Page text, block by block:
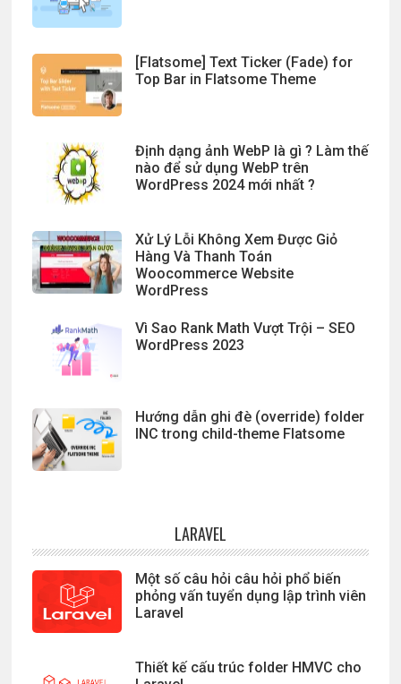
[Flatsome] Text Ticker (Fade) for
Top Bar in Flatsome Theme
Định dạng ảnh WebP là gì ? Làm thế
nào để sử dụng WebP trên
WordPress 2024 mới nhất ?
Xử Lý Lỗi Không Xem Được Giỏ
Hàng Và Thanh Toán
Woocommerce Website
WordPress
Vì Sao Rank Math Vượt Trội – SEO
WordPress 2023
Hướng dẫn ghi đè (override) folder
INC trong child-theme Flatsome
LARAVEL
Một số câu hỏi câu hỏi phổ biến
phỏng vấn tuyển dụng lập trình viên
Laravel
Thiết kế cấu trúc folder HMVC cho